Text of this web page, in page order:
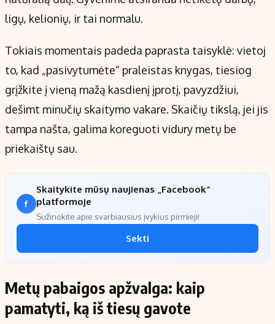
ligų, kelionių, ir tai normalu.
Tokiais momentais padeda paprasta taisyklė: vietoj
to, kad „pasivytumėte“ praleistas knygas, tiesiog
grįžkite į vieną mažą kasdienį įprotį, pavyzdžiui,
dešimt minučių skaitymo vakare. Skaičių tikslą, jei jis
tampa našta, galima koreguoti vidury metų be
priekaištų sau.
Skaitykite mūsų naujienas „Facebook“
platformoje
Sužinokite apie svarbiausius įvykius pirmieji!
Sekti
Metų pabaigos apžvalga: kaip
pamatyti, ką iš tiesų gavote